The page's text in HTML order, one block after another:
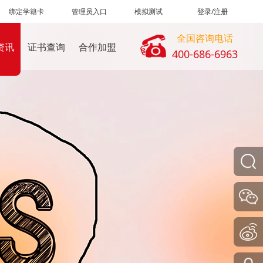
绑定学籍卡 管理员入口 模拟测试 登录/注册
讯 证书查询 合作加盟
全国咨询电话
400-686-6963